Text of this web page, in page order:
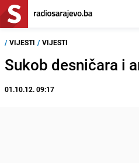
/ VIJESTI / VIJESTI
Sukob desničara i
01.10.12. 09:17